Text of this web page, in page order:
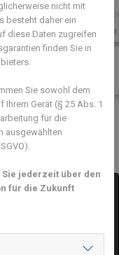
27. Juli
Erster
nicht mit
besteht daher ein
diese Daten zugreifen
finden Sie in
Sie sowohl dem
Gerät (§ 25 Abs. 1
für die
ausgewählten
jederzeit über den
für die Zukunft